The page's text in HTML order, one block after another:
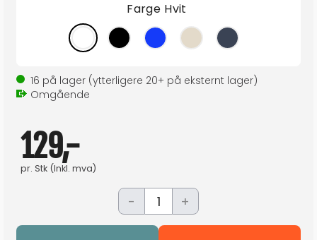
Farge Hvit
16 på lager (ytterligere 20+ på eksternt lager)
Omgående
129,-
pr. Stk (Inkl. mva)
- +